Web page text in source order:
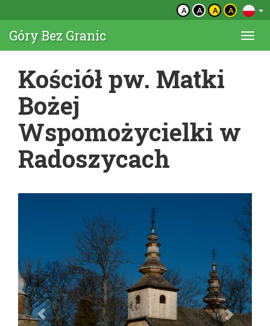
A A A A
Góry Bez Granic
Kościół pw. Matki
Bożej
Wspomożycielki w
Radoszycach